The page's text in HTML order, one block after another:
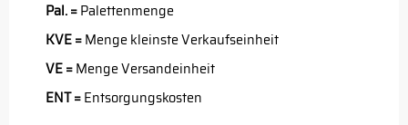
Pal. =Palettenmenge
KVE =Menge kleinste Verkaufseinheit
VE =Menge Versandeinheit
ENT =Entsorgungskosten